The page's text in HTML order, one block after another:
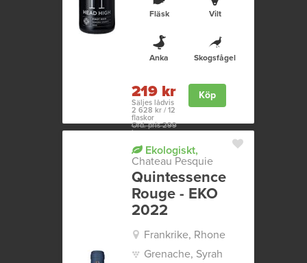
Fläsk Vilt
Anka Skogsfågel
219 kr
Säljes lådvis
2 628 kr / 12
flaskor
Ord. pris 299
kr
Köp
Ekologiskt,
Chateau Pesquie
Quintessence
Rouge - EKO
2022
Frankrike, Rhone
Grenache, Syrah